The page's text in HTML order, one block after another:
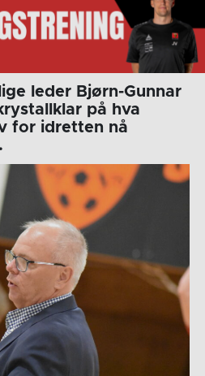
leder Bjørn-Gunnar
på hva
for idretten nå